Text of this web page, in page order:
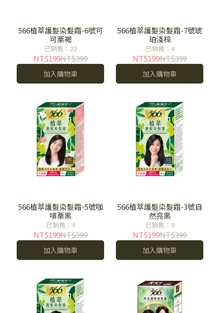
566植萃護髮染髮霜-6號可
可栗褐
已銷售：22
NT$199NT$399
加入購物車
566植萃護髮染髮霜-7號琥
珀淺棕
已銷售：4
NT$199NT$399
加入購物車
566植萃護髮染髮霜-5號咖
啡栗黑
已銷售：4
NT$199NT$399
加入購物車
566植萃護髮染髮霜-3號自
然亮黑
已銷售：9
NT$199NT$399
加入購物車